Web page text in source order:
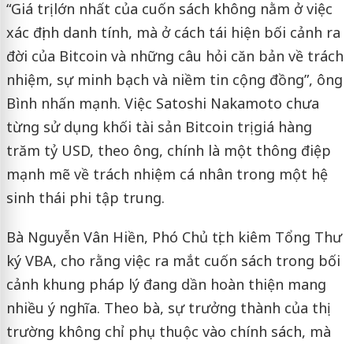
“Giá trị lớn nhất của cuốn sách không nằm ở việc
xác định danh tính, mà ở cách tái hiện bối cảnh ra
đời của Bitcoin và những câu hỏi căn bản về trách
nhiệm, sự minh bạch và niềm tin cộng đồng”, ông
Bình nhấn mạnh. Việc Satoshi Nakamoto chưa
từng sử dụng khối tài sản Bitcoin trị giá hàng
trăm tỷ USD, theo ông, chính là một thông điệp
mạnh mẽ về trách nhiệm cá nhân trong một hệ
sinh thái phi tập trung.
Bà Nguyễn Vân Hiền, Phó Chủ tịch kiêm Tổng Thư
ký VBA, cho rằng việc ra mắt cuốn sách trong bối
cảnh khung pháp lý đang dần hoàn thiện mang
nhiều ý nghĩa. Theo bà, sự trưởng thành của thị
trường không chỉ phụ thuộc vào chính sách, mà